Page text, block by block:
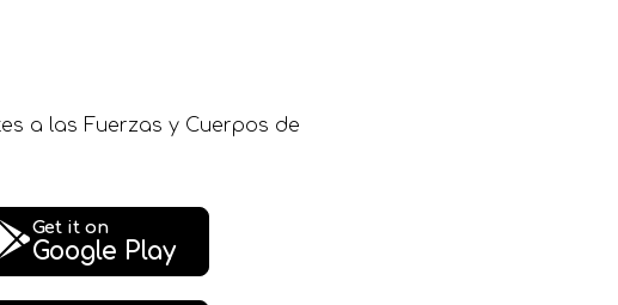
a las Fuerzas y Cuerpos de
Get it on
Google Play